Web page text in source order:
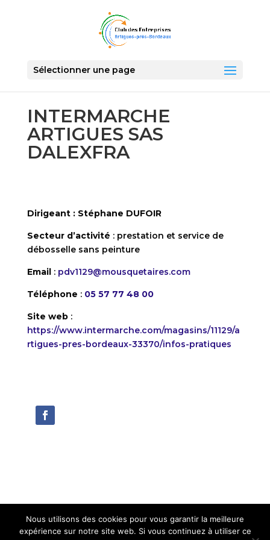
Sélectionner une page
INTERMARCHE
ARTIGUES SAS
DALEXFRA
Dirigeant : Stéphane DUFOIR
Secteur d’activité : prestation et service de
débosselle sans peinture
Email: pdv1129@mousquetaires.com
Téléphone : 05 57 77 48 00
Site web:
https://www.intermarche.com/magasins/11129/a
rtigues-pres-bordeaux-33370/infos-pratiques
Nous utilisons des cookies pour vous garantir la meilleure
expérience sur notre site web. Si vous continuez à utiliser ce